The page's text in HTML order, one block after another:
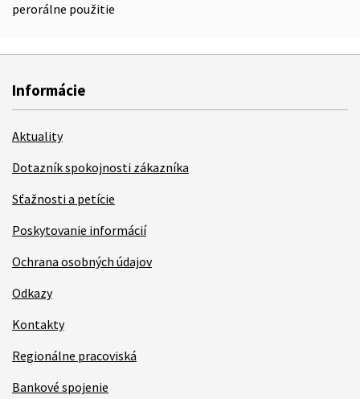
perorálne použitie
Informácie
Aktuality
Dotazník spokojnosti zákazníka
Sťažnosti a petície
Poskytovanie informácií
Ochrana osobných údajov
Odkazy
Kontakty
Regionálne pracoviská
Bankové spojenie